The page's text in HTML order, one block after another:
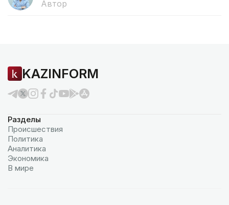
Автор
KAZINFORM
Разделы
Происшествия
Политика
Аналитика
Экономика
В мире